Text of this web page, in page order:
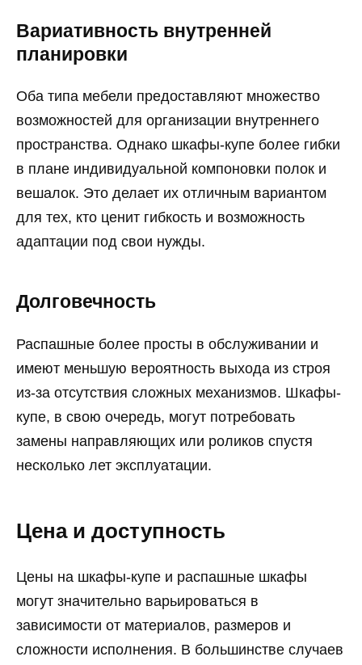
Вариативность внутренней
планировки
Оба типа мебели предоставляют множество
возможностей для организации внутреннего
пространства. Однако шкафы-купе более гибки
в плане индивидуальной компоновки полок и
вешалок. Это делает их отличным вариантом
для тех, кто ценит гибкость и возможность
адаптации под свои нужды.
Долговечность
Распашные более просты в обслуживании и
имеют меньшую вероятность выхода из строя
из-за отсутствия сложных механизмов. Шкафы-
купе, в свою очередь, могут потребовать
замены направляющих или роликов спустя
несколько лет эксплуатации.
Цена и доступность
Цены на шкафы-купе и распашные шкафы
могут значительно варьироваться в
зависимости от материалов, размеров и
сложности исполнения. В большинстве случаев